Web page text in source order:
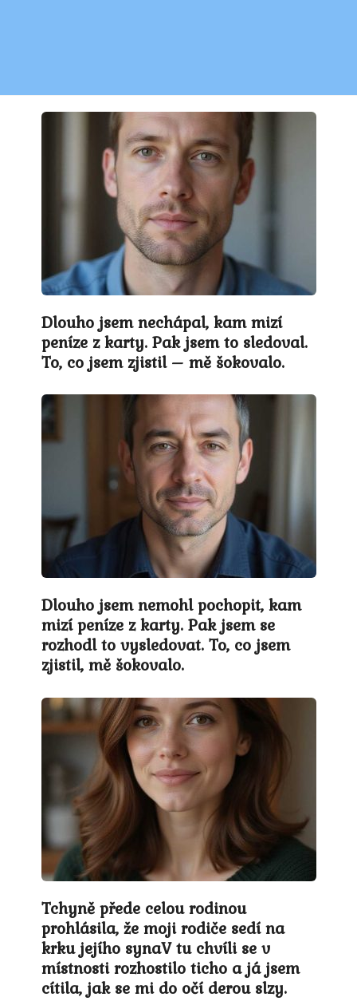
Dlouho jsem nechápal, kam mizí
peníze z karty. Pak jsem to sledoval.
To, co jsem zjistil – mě šokovalo.
Dlouho jsem nemohl pochopit, kam
mizí peníze z karty. Pak jsem se
rozhodl to vysledovat. To, co jsem
zjistil, mě šokovalo.
Tchyně přede celou rodinou
prohlásila, že moji rodiče sedí na
krku jejího synaV tu chvíli se v
místnosti rozhostilo ticho a já jsem
cítila, jak se mi do očí derou slzy.